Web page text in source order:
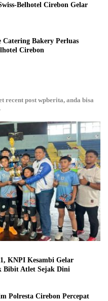
Belhotel Cirebon Gelar
Bakery Perluas
Cirebon
recent post wpberita, anda bisa
KNPI Kesambi Gelar
Bibit Atlet Sejak Dini
Polresta Cirebon Percepat